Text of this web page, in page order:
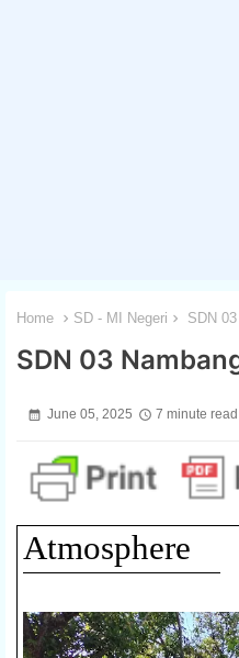
Home SD - MI Negeri SDN
SDN 03
June 05, 2025 7 minute read
Atmosphere
1 / 3